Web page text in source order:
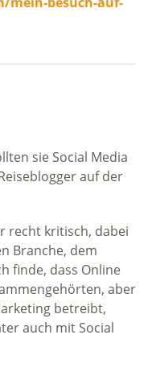
sie Social Media
auf der
recht kritisch, dabei
Branche, dem
finde, dass Online
aber
betreibt,
auch mit Social